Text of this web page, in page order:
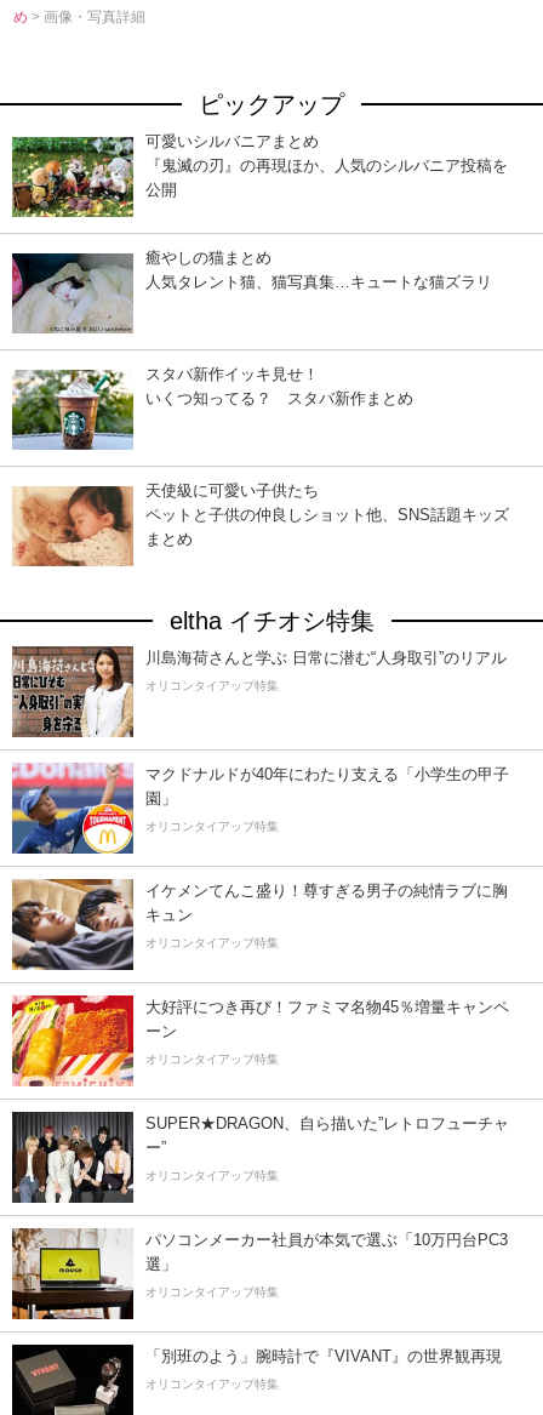
め> 画像・写真詳細
ピックアップ
可愛いシルバニアまとめ
『鬼滅の刃』の再現ほか、人気のシルバニア投稿を
公開
癒やしの猫まとめ
人気タレント猫、猫写真集…キュートな猫ズラリ
スタバ新作イッキ見せ！
いくつ知ってる？ スタバ新作まとめ
天使級に可愛い子供たち
ペットと子供の仲良しショット他、SNS話題キッズ
まとめ
eltha イチオシ特集
川島海荷さんと学ぶ 日常に潜む“人身取引”のリアル
オリコンタイアップ特集
マクドナルドが40年にわたり支える「小学生の甲子
園」
オリコンタイアップ特集
イケメンてんこ盛り！尊すぎる男子の純情ラブに胸
キュン
オリコンタイアップ特集
大好評につき再び！ファミマ名物45％増量キャンペ
ーン
オリコンタイアップ特集
SUPER★DRAGON、自ら描いた”レトロフューチャ
ー”
オリコンタイアップ特集
パソコンメーカー社員が本気で選ぶ「10万円台PC3
選」
オリコンタイアップ特集
「別班のよう」腕時計で『VIVANT』の世界観再現
オリコンタイアップ特集